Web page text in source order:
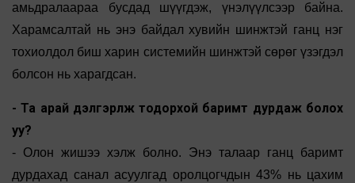
амьдралаараа бусдад шүүгдэж, үнэлүүлсээр байна.
Харамсалтай нь энэ байдал хувийн шинжтэй ганц нэг
тохиолдол биш харин системийн шинжтэй сөрөг үзэгдэл
болсон нь харагдсан.
- Та арай дэлгэрүүлж тодорхой баримт дурдаж болох
уу?
- Олон жишээ хэлж болно. Энэ талаар ганц баримт
дурдахад санал асуулгад оролцогчдын 43% нь цахим